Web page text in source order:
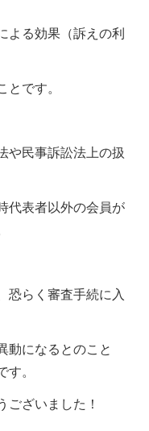
よる効果（訴えの利
です。
や民事訴訟法上の扱
代表者以外の会員が
恐らく審査手続に入
動になるとのこと
。
ざいました！